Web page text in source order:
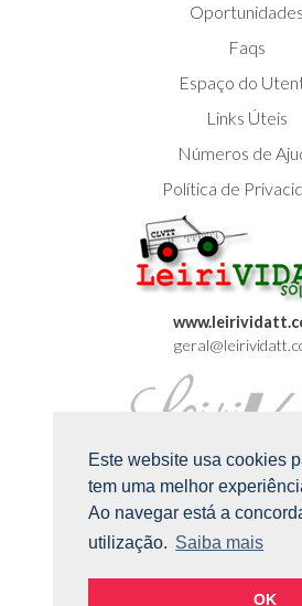
Este website usa cookies
tem uma melhor
Ao navegar está a
utilização. Saiba mais
OK
Oportunidades
Faqs
Espaço do
Links Úteis
Números de
Política de
LEIRIVIDA © Todos os